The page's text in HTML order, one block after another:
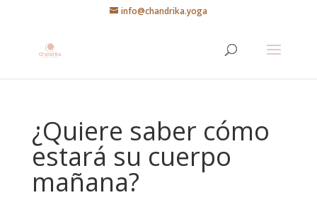
info@chandrika.yoga
¿Quiere saber cómo
estará su cuerpo
mañana?